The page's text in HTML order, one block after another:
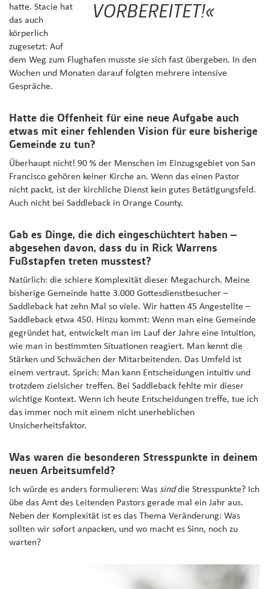
ORBEREITET!«
hatte. Stacie hat
das auch
körperlich
zugesetzt: Auf
dem Weg zum Flughafen musste sie sich fast übergeben. In den
Wochen und Monaten darauf folgten mehrere intensive
Gespräche.
Hatte die Offenheit für eine neue Aufgabe auch
etwas mit einer fehlenden Vision für eure bisherige
Gemeinde zu tun?
Überhaupt nicht! 90 % der Menschen im Einzugsgebiet von San
Francisco gehören keiner Kirche an. Wenn das einen Pastor
nicht packt, ist der kirchliche Dienst kein gutes Betätigungsfeld.
Auch nicht bei Saddleback in Orange County.
Gab es Dinge, die dich eingeschüchtert haben –
abgesehen davon, dass du in Rick Warrens
Fußstapfen treten musstest?
Natürlich: die schiere Komplexität dieser Megachurch. Meine
bisherige Gemeinde hatte 3.000 Gottesdienstbesucher –
Saddleback hat zehn Mal so viele. Wir hatten 45 Angestellte –
Saddleback etwa 450. Hinzu kommt: Wenn man eine Gemeinde
gegründet hat, entwickelt man im Lauf der Jahre eine Intuition,
wie man in bestimmten Situationen reagiert. Man kennt die
Stärken und Schwächen der Mitarbeitenden. Das Umfeld ist
einem vertraut. Sprich: Man kann Entscheidungen intuitiv und
trotzdem zielsicher treffen. Bei Saddleback fehlte mir dieser
wichtige Kontext. Wenn ich heute Entscheidungen treffe, tue ich
das immer noch mit einem nicht unerheblichen
Unsicherheitsfaktor.
Was waren die besonderen Stresspunkte in deinem
neuen Arbeitsumfeld?
Ich würde es anders formulieren: Was sinddie Stresspunkte? Ich
übe das Amt des Leitenden Pastors gerade mal ein Jahr aus.
Neben der Komplexität ist es das Thema Veränderung: Was
sollten wir sofort anpacken, und wo macht es Sinn, noch zu
warten?